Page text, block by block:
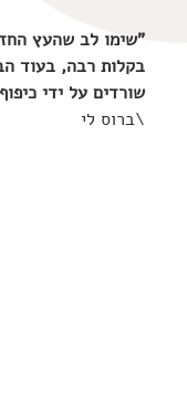
"שימו לב שהעץ
בקלות רבה, בעוד
שורדים על ידי
\ברוס לי